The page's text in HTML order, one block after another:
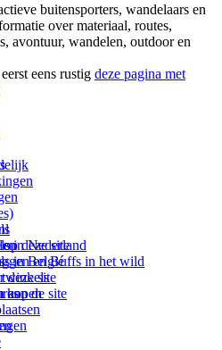
buitensporters, wandelaars en
over materiaal, routes,
avontuur, wandelen, outdoor en
eens rustig deze pagina met
kopen
in Nederland
in Belgié
deze site
en Buffs in het wild
deze site
aan de site